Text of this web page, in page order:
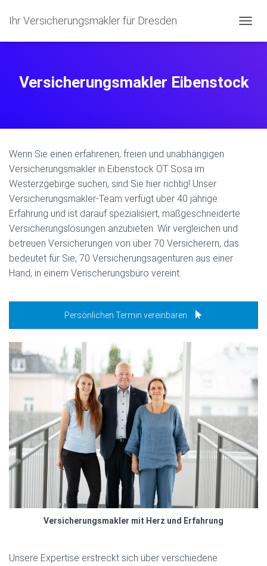
Ihr Versicherungsmakler für Dresden
Versicherungsmakler Eibenstock
Wenn Sie einen erfahrenen, freien und unabhängigen
Versicherungsmakler in Eibenstock OT Sosa im
Westerzgebirge suchen, sind Sie hier richtig! Unser
Versicherungsmakler-Team verfügt über 40 jährige
Erfahrung und ist darauf spezialisiert, maßgeschneiderte
Versicherungslösungen anzubieten. Wir vergleichen und
betreuen Versicherungen von über 70 Versicherern, das
bedeutet für Sie, 70 Versicherungsagenturen aus einer
Hand, in einem Verischerungsbüro vereint.
Persönlichen Termin vereinbaren
Versicherungsmakler mit Herz und Erfahrung
Unsere Expertise erstreckt sich über verschiedene